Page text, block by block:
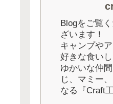
Blogをご覧
ざいます！
キャンプや
好きな食い
ゆかいな仲
じ、マミー
なる『Craft